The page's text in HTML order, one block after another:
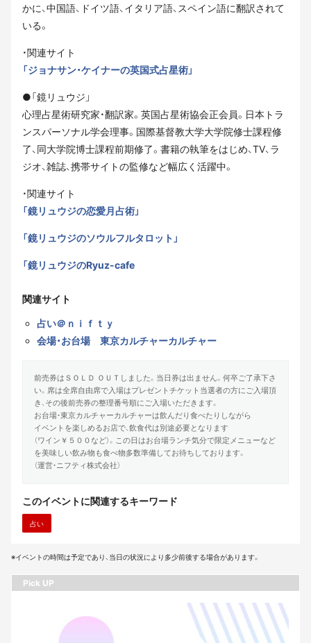
かに、中国語、ドイツ語、イタリア語、スペイン語に翻訳されて
いる。
・関連サイト
「ジョナサン・ケイナーの英国式占星術」
●「鏡リュウジ」
心理占星術研究家・翻訳家。英国占星術協会正会員。日本トラ
ンスパーソナル学会理事。国際基督教大学大学院修士課程修
了、同大学院博士課程前期修了。書籍の執筆をはじめ、TV、ラ
ジオ、雑誌、携帯サイトの監修など幅広く活躍中。
・関連サイト
「鏡リュウジの恋愛月占術」
「鏡リュウジのソウルフルタロット」
「鏡リュウジのRyuz-cafe
関連サイト
占い＠ｎｉｆｔｙ
会場・お台場 東京カルチャーカルチャー
前売券はＳＯＬＤ ＯＵＴしました。当日券は出ません。何卒ご了承下さ
い。席は全席自由席で入場はプレゼントチケット当選者の方にご入場頂
き、その後前売券の整理番号順にご入場いただきます。
お台場・東京カルチャーカルチャーは飲んだり食べたりしながら
イベントを楽しめるお店で、飲食代は別途必要となります
（ワイン￥５００など）。この日はお台場ランチ気分で限定メニューなど
を美味しい飲み物も食べ物多数準備してお待ちしております。
（運営・ニフティ株式会社）
このイベントに関連するキーワード
占い
※イベントの時間は予定であり、当日の状況により多少前後する場合があります。
Pick UP